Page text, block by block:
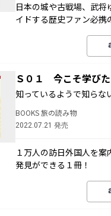
日本の城や古戦場、武
イドする歴史ファン必携
Ｓ０１ 今こそ学び
知っているようで知ら
BOOKS 旅の読み物
2022.07.21 発売
１万人の訪日外国人を
発見ができる１冊！